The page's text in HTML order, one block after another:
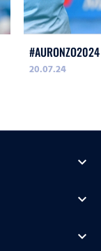
20.07.24
expand_more
expand_more
expand_more